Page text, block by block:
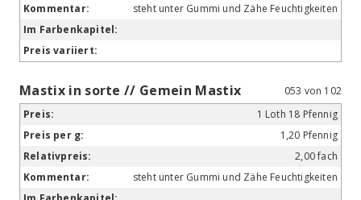
steht unter Gummi und Zähe Feuchtigkeiten
Mastix in sorte // Gemein Mastix
053 von 102
1 Loth 18 Pfennig
1,20 Pfennig
2,00 fach
steht unter Gummi und Zähe Feuchtigkeiten